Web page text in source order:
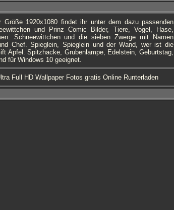
1920x1080 findet ihr unter dem dazu passenden
und Prinz Comic Bilder, Tiere, Vogel, Hase,
Schneewittchen und die sieben Zwerge mit Namen
Chef. Spieglein, Spieglein und der Wand, wer ist die
Apfel. Spitzhacke, Grubenlampe, Edelstein, Geburtstag,
für Windows 10 geeignet.
Full HD Wallpaper Fotos gratis Online Runterladen